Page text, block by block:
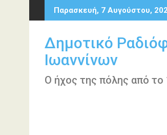
Περάστε
στο
Παρασκευή, 7 Αυγούστου,
Δημοτικό
Ιωαννίνων
Ο ήχος της πόλης από το